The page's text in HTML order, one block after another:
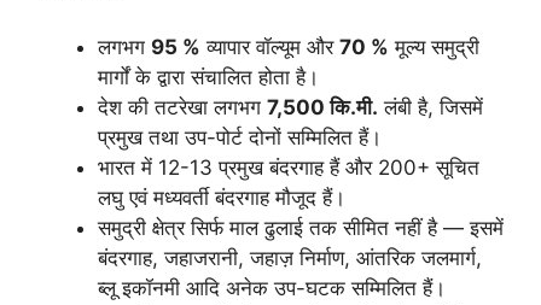
लगभग 95 % व्यापार वॉल्यूम और 70 % मूल्य समुद्री
मार्गों के द्वारा संचालित होता है।
देश की तटरेखा लगभग 7,500 कि.मी. लंबी है, जिसमें
प्रमुख तथा उप-पोर्ट दोनों सम्मिलित हैं।
भारत में 12-13 प्रमुख बंदरगाह हैं और 200+ सूचित
लघु एवं मध्यवर्ती बंदरगाह मौजूद हैं।
समुद्री क्षेत्र सिर्फ माल ढुलाई तक सीमित नहीं है — इसमें
बंदरगाह, जहाजरानी, जहाज़ निर्माण, आंतरिक जलमार्ग,
ब्लू इकॉनमी आदि अनेक उप-घटक सम्मिलित हैं।